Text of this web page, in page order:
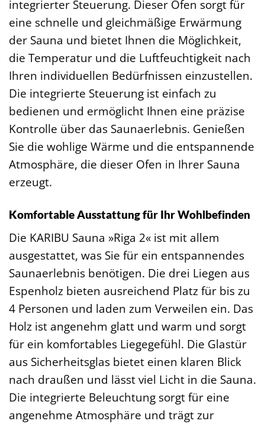
integrierter Steuerung. Dieser Ofen sorgt für
eine schnelle und gleichmäßige Erwärmung
der Sauna und bietet Ihnen die Möglichkeit,
die Temperatur und die Luftfeuchtigkeit nach
Ihren individuellen Bedürfnissen einzustellen.
Die integrierte Steuerung ist einfach zu
bedienen und ermöglicht Ihnen eine präzise
Kontrolle über das Saunaerlebnis. Genießen
Sie die wohlige Wärme und die entspannende
Atmosphäre, die dieser Ofen in Ihrer Sauna
erzeugt.
Komfortable Ausstattung für Ihr Wohlbefinden
Die KARIBU Sauna »Riga 2« ist mit allem
ausgestattet, was Sie für ein entspannendes
Saunaerlebnis benötigen. Die drei Liegen aus
Espenholz bieten ausreichend Platz für bis zu
4 Personen und laden zum Verweilen ein. Das
Holz ist angenehm glatt und warm und sorgt
für ein komfortables Liegegefühl. Die Glastür
aus Sicherheitsglas bietet einen klaren Blick
nach draußen und lässt viel Licht in die Sauna.
Die integrierte Beleuchtung sorgt für eine
angenehme Atmosphäre und trägt zur